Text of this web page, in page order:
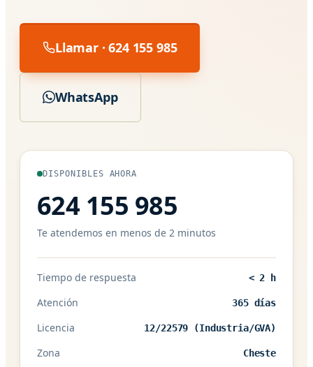
Llamar · 624 155 985
WhatsApp
DISPONIBLES AHORA
624 155 985
Te atendemos en menos de 2 minutos
Tiempo de respuesta < 2 h
Atención 365 días
Licencia 12/22579 (Industria/GVA)
Zona Cheste